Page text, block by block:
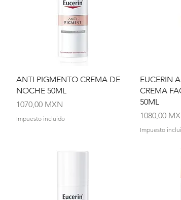
Vista rápida
ANTI PIGMENTO CREMA DE
NOCHE 50ML
Precio
1070,00 MXN
Impuesto incluido
EUCERIN
CREMA
50ML
Precio
1080,00
Impuesto